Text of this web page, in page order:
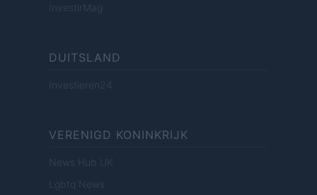
InvestirMag
DUITSLAND
Investieren24
VERENIGD KONINKRIJK
News Hub UK
Lgbtq News